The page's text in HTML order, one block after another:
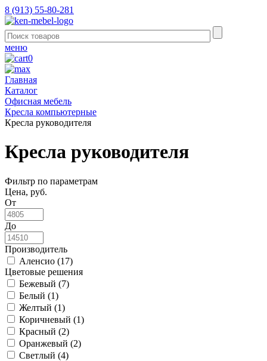
8 (913) 55-80-281
меню
0
Главная
Каталог
Офисная мебель
Кресла компьютерные
Кресла руководителя
Кресла руководителя
Фильтр по параметрам
Цена, руб.
От
До
Производитель
Аленсио (17)
Цветовые решения
Бежевый (7)
Белый (1)
Желтый (1)
Коричневый (1)
Красный (2)
Оранжевый (2)
Светлый (4)